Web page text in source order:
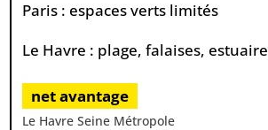
Paris : espaces verts limités
Le Havre : plage, falaises, estuaire
net avantage
Le Havre Seine Métropole